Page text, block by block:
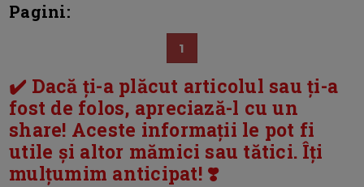
Pagini:
1
✔️ Dacă ți-a plăcut articolul sau ți-a
fost de folos, apreciază-l cu un
share! Aceste informații le pot fi
utile și altor mămici sau tătici. Îți
mulțumim anticipat! ❣️